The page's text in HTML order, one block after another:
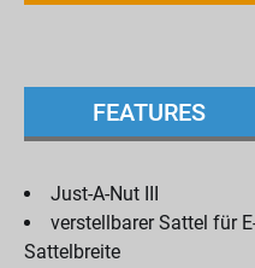
FEATURES
Just-A-Nut III
verstellbarer Sattel für
Sattelbreite